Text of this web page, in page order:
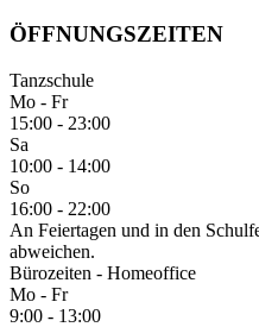
ÖFFNUNGSZEITEN
Tanzschule
Mo - Fr
15:00 - 23:00
Sa
10:00 - 14:00
So
16:00 - 22:00
An Feiertagen und in den
abweichen.
Bürozeiten - Homeoffice
Mo - Fr
9:00 - 13:00